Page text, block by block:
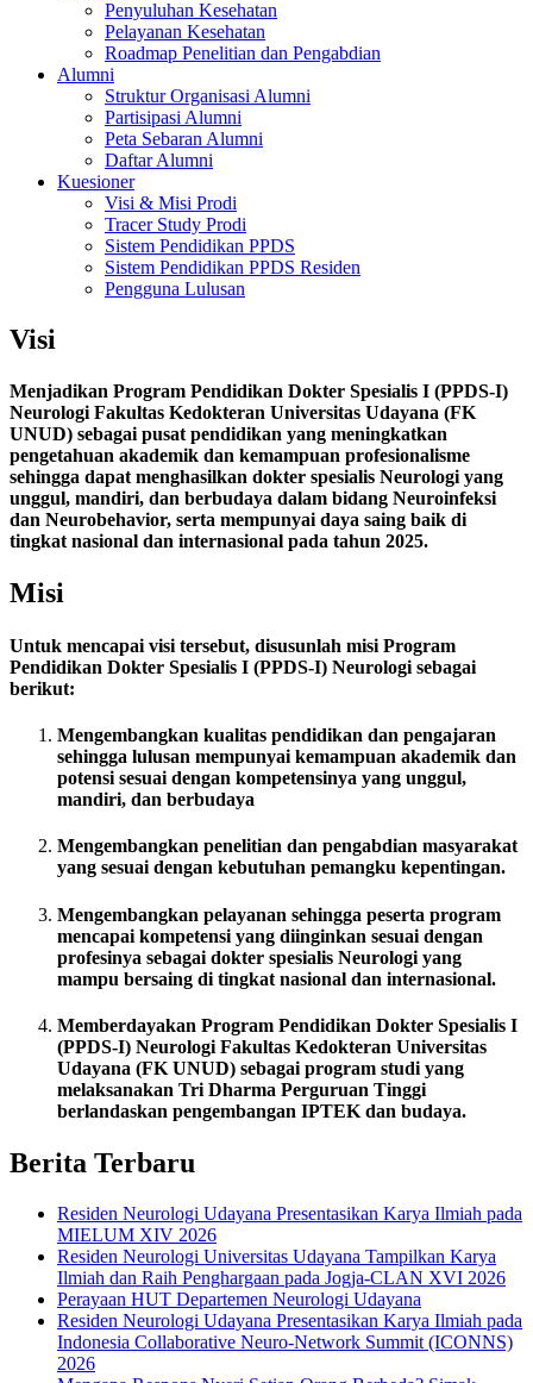
Penyuluhan Kesehatan
Pelayanan Kesehatan
Roadmap Penelitian dan Pengabdian
Alumni
Struktur Organisasi Alumni
Partisipasi Alumni
Peta Sebaran Alumni
Daftar Alumni
Kuesioner
Visi & Misi Prodi
Tracer Study Prodi
Sistem Pendidikan PPDS
Sistem Pendidikan PPDS Residen
Pengguna Lulusan
Visi
Menjadikan Program Pendidikan Dokter Spesialis I (PPDS-I)
Neurologi Fakultas Kedokteran Universitas Udayana (FK
UNUD) sebagai pusat pendidikan yang meningkatkan
pengetahuan akademik dan kemampuan profesionalisme
sehingga dapat menghasilkan dokter spesialis Neurologi yang
unggul, mandiri, dan berbudaya dalam bidang Neuroinfeksi
dan Neurobehavior, serta mempunyai daya saing baik di
tingkat nasional dan internasional pada tahun 2025.
Misi
Untuk mencapai visi tersebut, disusunlah misi Program
Pendidikan Dokter Spesialis I (PPDS-I) Neurologi sebagai
berikut:
Mengembangkan kualitas pendidikan dan pengajaran
sehingga lulusan mempunyai kemampuan akademik dan
potensi sesuai dengan kompetensinya yang unggul,
mandiri, dan berbudaya
Mengembangkan penelitian dan pengabdian masyarakat
yang sesuai dengan kebutuhan pemangku kepentingan.
Mengembangkan pelayanan sehingga peserta program
mencapai kompetensi yang diinginkan sesuai dengan
profesinya sebagai dokter spesialis Neurologi yang
mampu bersaing di tingkat nasional dan internasional.
Memberdayakan Program Pendidikan Dokter Spesialis I
(PPDS-I) Neurologi Fakultas Kedokteran Universitas
Udayana (FK UNUD) sebagai program studi yang
melaksanakan Tri Dharma Perguruan Tinggi
berlandaskan pengembangan IPTEK dan budaya.
Berita Terbaru
Residen Neurologi Udayana Presentasikan Karya Ilmiah pada
MIELUM XIV 2026
Residen Neurologi Universitas Udayana Tampilkan Karya
Ilmiah dan Raih Penghargaan pada Jogja-CLAN XVI 2026
Perayaan HUT Departemen Neurologi Udayana
Residen Neurologi Udayana Presentasikan Karya Ilmiah pada
Indonesia Collaborative Neuro-Network Summit (ICONNS)
2026